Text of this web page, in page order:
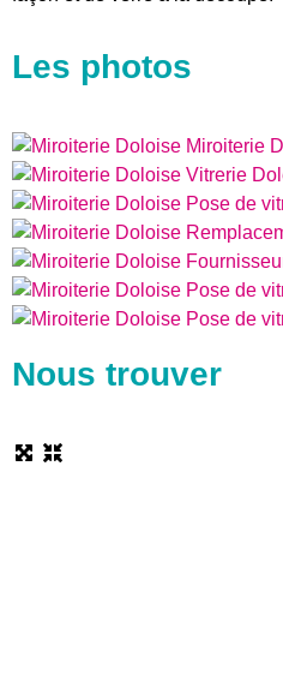
Les photos
Nous trouver